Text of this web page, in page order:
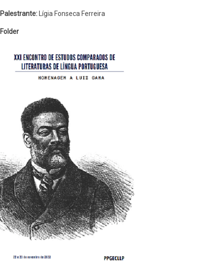
Palestrante: Lígia Fonseca Ferreira
Folder